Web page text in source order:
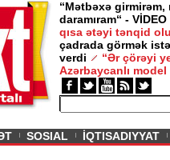
“Mətbəxə girmirəm,
daramıram“ - VİDEO
qısa ətəyi tənqid
çadrada görmək
verdi
“Ər çörəyi
Azərbaycanlı model
SOSIAL İQTISADIYYAT